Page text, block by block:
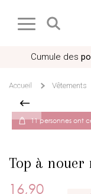
Cumule des
Accueil Vêtements
Top à nouer
16,90
11 personnes ont